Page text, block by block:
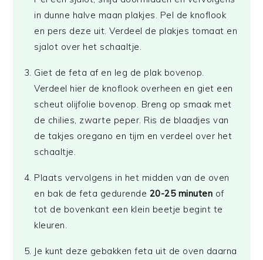
in dunne halve maan plakjes. Pel de knoflook
en pers deze uit. Verdeel de plakjes tomaat en
sjalot over het schaaltje.
Giet de feta af en leg de plak bovenop.
Verdeel hier de knoflook overheen en giet een
scheut olijfolie bovenop. Breng op smaak met
de chilies, zwarte peper. Ris de blaadjes van
de takjes oregano en tijm en verdeel over het
schaaltje.
Plaats vervolgens in het midden van de oven
en bak de feta gedurende 20-25 minuten of
tot de bovenkant een klein beetje begint te
kleuren.
Je kunt deze gebakken feta uit de oven daarna